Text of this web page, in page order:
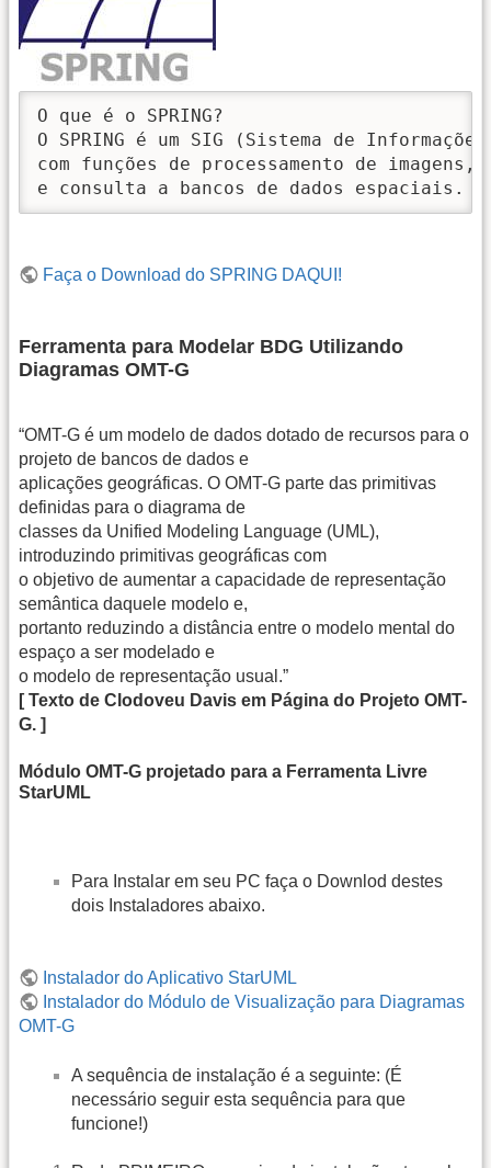
O que é o SPRING?
O SPRING é um SIG (Sistema de
com funções de processamento de
e consulta a bancos de dados espaciais.
Faça o Download do SPRING DAQUI!
Ferramenta para Modelar BDG Utilizando
Diagramas OMT-G
“OMT-G é um modelo de dados dotado de recursos para o
projeto de bancos de dados e
aplicações geográficas. O OMT-G parte das primitivas
definidas para o diagrama de
classes da Unified Modeling Language (UML),
introduzindo primitivas geográficas com
o objetivo de aumentar a capacidade de representação
semântica daquele modelo e,
portanto reduzindo a distância entre o modelo mental do
espaço a ser modelado e
o modelo de representação usual.”
[ Texto de Clodoveu Davis em Página do Projeto OMT-
G. ]
Módulo OMT-G projetado para a Ferramenta Livre
StarUML
Para Instalar em seu PC faça o Downlod destes
dois Instaladores abaixo.
Instalador do Aplicativo StarUML
Instalador do Módulo de Visualização para Diagramas
OMT-G
A sequência de instalação é a seguinte: (É
necessário seguir esta sequência para que
funcione!)